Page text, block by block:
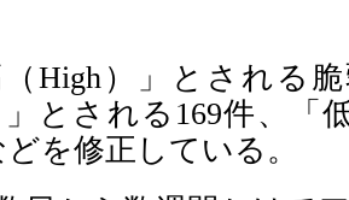
High）」とされる
」とされる169件、「
を修正している。